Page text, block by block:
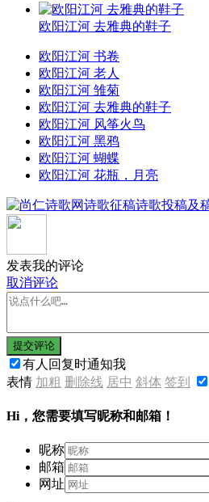
欧阳江河 去雅典的鞋子
欧阳江河 书卷
欧阳江河 老人
欧阳江河 雏菊
欧阳江河 去雅典的鞋子
欧阳江河 风筝火鸟
欧阳江河 黑鸦
欧阳江河 蝴蝶
欧阳江河 花瓶，月亮
发表我的评论
取消评论
提交评论
有人回复时通知我
表情 加粗 删除线 居中 斜体 签到
Hi，您需要填写昵称和邮箱！
昵称
邮箱
网址